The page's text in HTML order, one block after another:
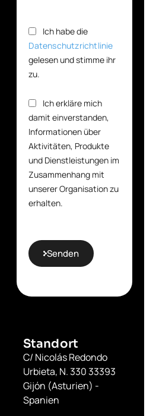
Standort
C/ Nicolás Redondo
Urbieta, N. 330 33393
Gijón (Asturien) -
Spanien
Ich habe die
Datenschutzrichtlinie
gelesen und stimme ihr
zu.
Ich erkläre mich
damit einverstanden,
Informationen über
Aktivitäten, Produkte
und Dienstleistungen im
Zusammenhang mit
unserer Organisation zu
erhalten.
Senden